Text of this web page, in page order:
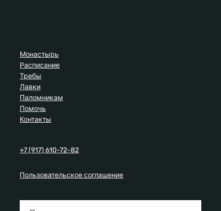
Монастырь
Расписание
Требы
Лавки
Паломникам
Помочь
Контакты
+7 (917) 610-72-82
Пользовательское соглашение